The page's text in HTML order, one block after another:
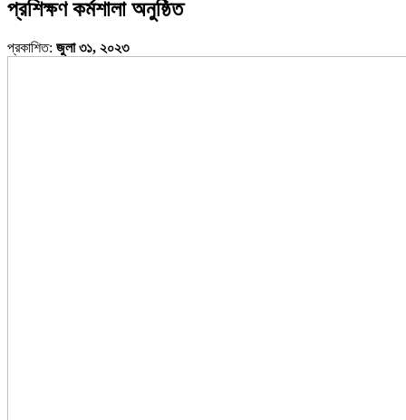
প্রশিক্ষণ কর্মশালা অনুষ্ঠিত
প্রকাশিত: জুলা ৩১, ২০২৩